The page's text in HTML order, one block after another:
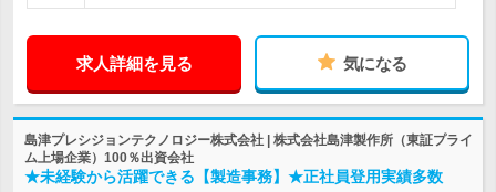
求人詳細を見る 気になる
島津プレシジョンテクノロジー株式会社 | 株式会社島津製作所（東証プライ
ム上場企業）100％出資会社
★未経験から活躍できる【製造事務】★正社員登用実績多数